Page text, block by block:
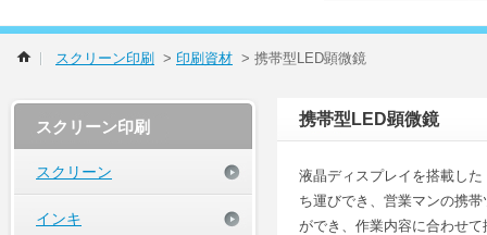
スクリーン印刷 > 印刷資材 > 携帯型LED顕微鏡
スクリーン印刷
スクリーン
インキ
携帯型LED顕微鏡
液晶ディスプレイを搭載し
ち運びでき、営業マンの携
ができ、作業内容に合わせ